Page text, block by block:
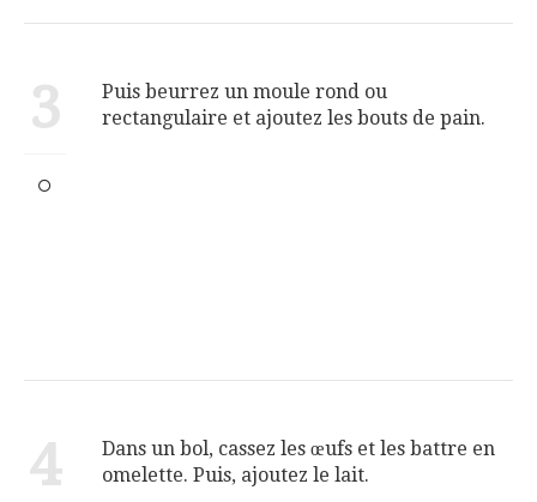
3
Puis beurrez un moule rond ou
rectangulaire et ajoutez les bouts de pain.
4
Dans un bol, cassez les œufs et les battre en
omelette. Puis, ajoutez le lait.